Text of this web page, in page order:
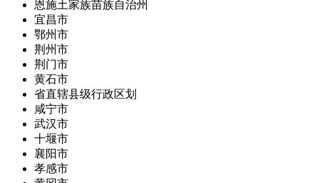
恩施土家族苗族自治州
宜昌市
鄂州市
荆州市
荆门市
黄石市
省直辖县级行政区划
咸宁市
武汉市
十堰市
襄阳市
孝感市